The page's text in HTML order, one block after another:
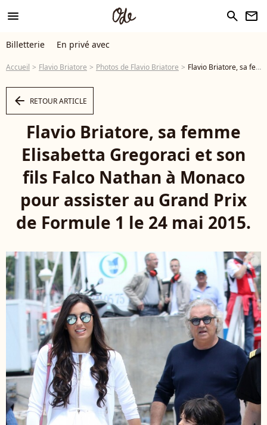
menu search newsletter
Billetterie En privé avec
Accueil Flavio Briatore Photos de Flavio Briatore Flavio Briatore, sa femme Elisabetta Gregoraci et son fils Falco Nathan à Monaco pour assister au Grand Prix de Formule 1 le 24 mai 2015. - Photo
arrow_left RETOUR ARTICLE
Flavio Briatore, sa femme
Elisabetta Gregoraci et son
fils Falco Nathan à Monaco
pour assister au Grand Prix
de Formule 1 le 24 mai 2015.